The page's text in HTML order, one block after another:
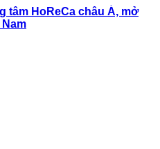
tâm HoReCa châu Á, mở